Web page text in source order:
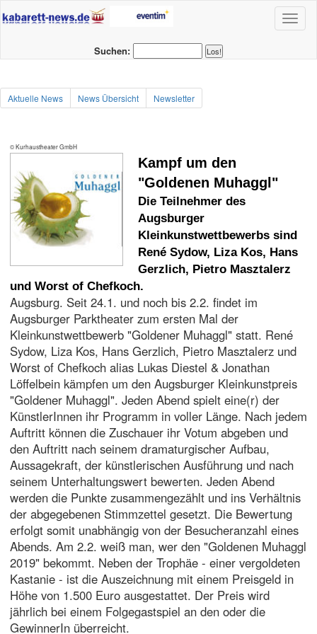
Suchen:
Aktuelle News News Übersicht Newsletter
© Kurhaustheater GmbH
Kampf um den
"Goldenen Muhaggl"
Die Teilnehmer des
Augsburger
Kleinkunstwettbewerbs sind
René Sydow, Liza Kos, Hans
Gerzlich, Pietro Masztalerz
und Worst of Chefkoch.
Augsburg. Seit 24.1. und noch bis 2.2. findet im
Augsburger Parktheater zum ersten Mal der
Kleinkunstwettbewerb "Goldener Muhaggl" statt. René
Sydow, Liza Kos, Hans Gerzlich, Pietro Masztalerz und
Worst of Chefkoch alias Lukas Diestel & Jonathan
Löffelbein kämpfen um den Augsburger Kleinkunstpreis
"Goldener Muhaggl". Jeden Abend spielt eine(r) der
KünstlerInnen ihr Programm in voller Länge. Nach jedem
Auftritt können die Zuschauer ihr Votum abgeben und
den Auftritt nach seinem dramaturgischer Aufbau,
Aussagekraft, der künstlerischen Ausführung und nach
seinem Unterhaltungswert bewerten. Jeden Abend
werden die Punkte zusammengezählt und ins Verhältnis
der abgegebenen Stimmzettel gesetzt. Die Bewertung
erfolgt somit unabhängig von der Besucheranzahl eines
Abends. Am 2.2. weiß man, wer den "Goldenen Muhaggl
2019" bekommt. Neben der Trophäe - einer vergoldeten
Kastanie - ist die Auszeichnung mit einem Preisgeld in
Höhe von 1.500 Euro ausgestattet. Der Preis wird
jährlich bei einem Folgegastspiel an den oder die
GewinnerIn überreicht.